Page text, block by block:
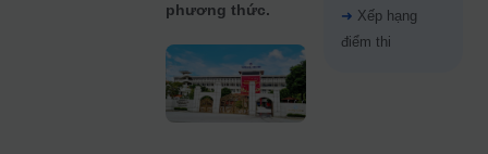
phương thức.
➜ Xếp hạng
điểm thi